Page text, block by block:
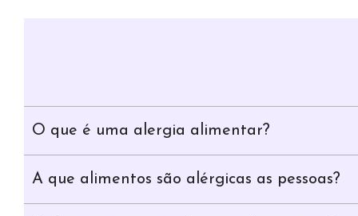
O que é uma alergia alimentar?
A que alimentos são alérgicas as pessoas?